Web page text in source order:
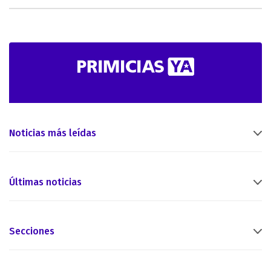
Noticias más leídas
Últimas noticias
Secciones